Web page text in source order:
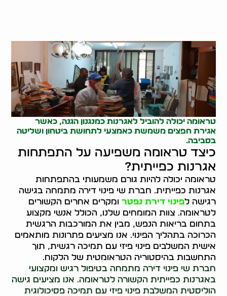
טראומה יכולה להוביל לאגרנות כמנגנון הגנה, כאשר
אגירת חפצים משמשת כאמצעי לתחושת ביטחון ושליטה
בסביבה.
כיצד טראומה משפיעה על התפתחות
אגרנות כפייתית?
טראומה יכולה להיות גורם משמעותי בהתפתחות
אגרנות כפייתית. חברת שי פינוי דירה מתמחה בגישה
רגישה לפינוי דירת נפטר ומקרים אחרים הקשורים
לטראומה. צוות המומחים שלנו, הכולל אנשי מקצוע
בתחום בריאות הנפש, מבין את המורכבות הרגשית
הכרוכה בתהליך הפינוי. אנו מציעים פתרונות מותאמים
אישית המשלבים פינוי פיזי עם תמיכה רגשית, תוך
התחשבות בהיסטוריה הטראומטית של הלקוח.
חברת שי פינוי דירה מתמחה בטיפול רגיש ומקצועי
באגרנות כפייתית הקשורה לטראומה. אנו מציעים גישה
הוליסטית המשלבת פינוי פיזי עם תמיכה פסיכולוגית